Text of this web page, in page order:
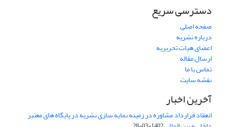
دسترسی سریع
صفحه اصلی
درباره نشریه
اعضای هیات تحریریه
ارسال مقاله
تماس با ما
نقشه سایت
آخرین اخبار
انعقاد قرارداد مشاوره در زمینه نمایه سازی نشریه در پایگاه های معتبر